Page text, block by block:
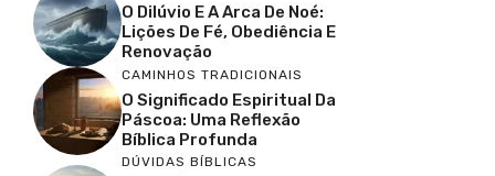
O Dilúvio E A Arca De Noé:
Lições De Fé, Obediência E
Renovação
CAMINHOS TRADICIONAIS
O Significado Espiritual Da
Páscoa: Uma Reflexão
Bíblica Profunda
DÚVIDAS BÍBLICAS